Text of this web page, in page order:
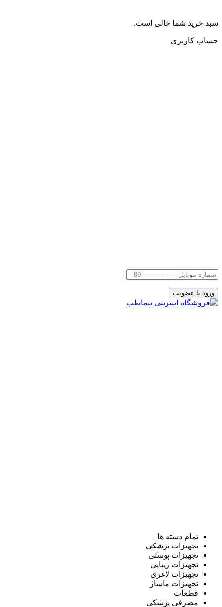
سبد خرید شما خالی است.
حساب کاربری
تمام دسته ها
تجهیزات پزشکی
تجهیزات پوستی
تجهیزات زیبایی
تجهیزات لاغری
تجهیزات ماساژ
قطعات
مصرفی پزشکی